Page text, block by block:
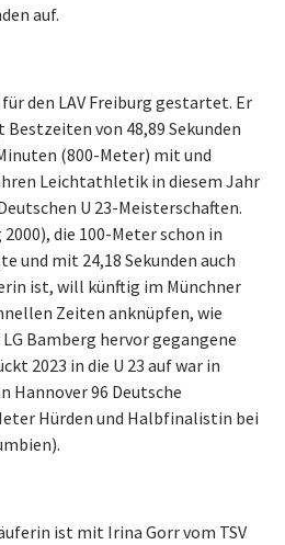
auf.
den LAV Freiburg gestartet. Er
von 48,89 Sekunden
(800-Meter) mit und
Leichtathletik in diesem Jahr
U 23-Meisterschaften.
die 100-Meter schon in
und mit 24,18 Sekunden auch
ist, will künftig im Münchner
Zeiten anknüpfen, wie
Bamberg hervor gegangene
2023 in die U 23 auf war in
Hannover 96 Deutsche
Hürden und Halbfinalistin bei
ist mit Irina Gorr vom TSV